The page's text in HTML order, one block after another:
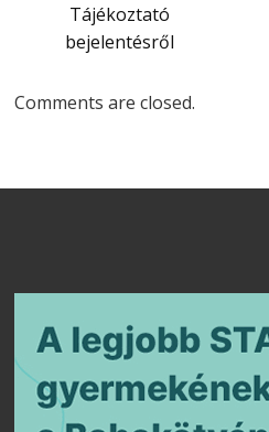
Tájékoztató
bejelentésről
Comments are closed.